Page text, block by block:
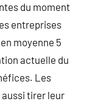
du moment
entreprises
moyenne 5
actuelle du
Les
tirer leur